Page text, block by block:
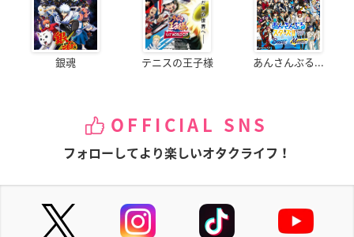
銀魂 テニスの王子様 あんさんぶる...
OFFICIAL SNS
フォローしてより楽しいオタクライフ！